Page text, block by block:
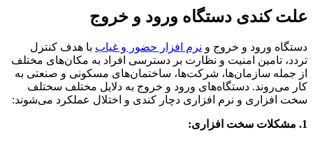
علت کندی دستگاه‌ ورود و خروج
دستگاه ‌ورود و خروج و نرم افزار حضور و غیاب با هدف کنترل
تردد، تامین امنیت و نظارت بر دسترسی افراد به مکان‌های مختلف
از جمله سازمان‌ها، شرکت‌ها، ساختمان‌های مسکونی و صنعتی به
کار می‌روند. دستگاه‌های ورود و خروج به دلایل مختلف سختلف
سخت افزاری و نرم افزاری دچار کندی و اختلال عملکرد می‌شوند:
1. مشکلات سخت ‌افزاری: